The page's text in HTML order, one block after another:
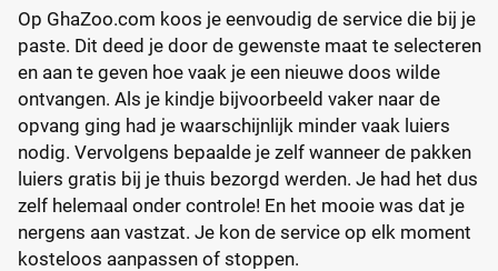
Op GhaZoo.com koos je eenvoudig de service die bij je
paste. Dit deed je door de gewenste maat te selecteren
en aan te geven hoe vaak je een nieuwe doos wilde
ontvangen. Als je kindje bijvoorbeeld vaker naar de
opvang ging had je waarschijnlijk minder vaak luiers
nodig. Vervolgens bepaalde je zelf wanneer de pakken
luiers gratis bij je thuis bezorgd werden. Je had het dus
zelf helemaal onder controle! En het mooie was dat je
nergens aan vastzat. Je kon de service op elk moment
kosteloos aanpassen of stoppen.